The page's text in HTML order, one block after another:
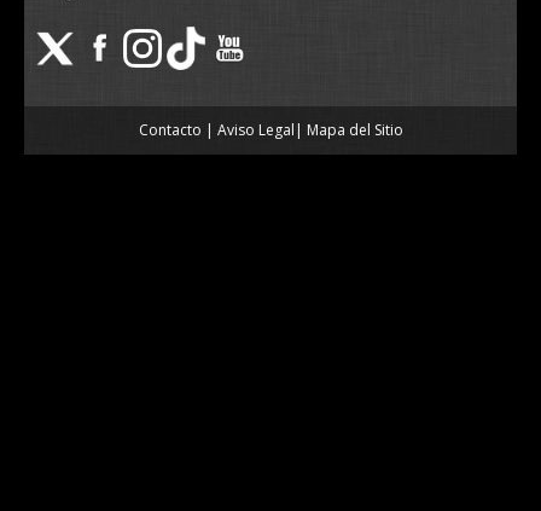
Contacto | Aviso Legal| Mapa del Sitio